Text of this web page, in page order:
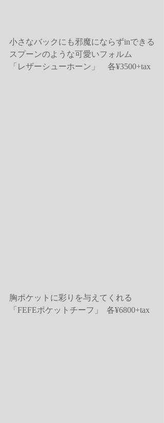
小さなバックにも邪魔にならずinできる
スプーンのような可愛いフォルム
「レザーシューホーン」    各¥3500+tax
胸ポケットに彩りを与えてくれる
「FEFEポケットチーフ」  各¥6800+tax